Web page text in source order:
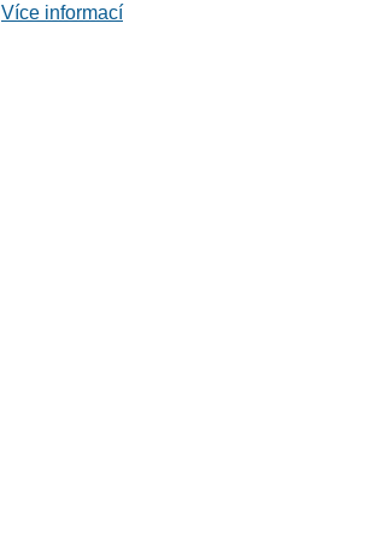
Více informací